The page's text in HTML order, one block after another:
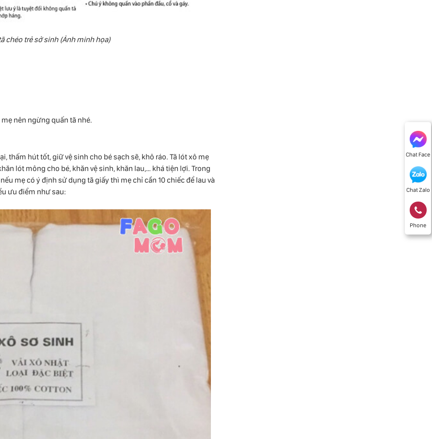
Chat Face
Chat Zalo
Phone
chéo trẻ sở sinh (Ảnh minh họa)
nên ngừng quấn tã nhé.
thấm hút tốt, giữ vệ sinh cho bé sạch sẽ, khô ráo. Tã lót xô mẹ
lót mông cho bé, khăn vệ sinh, khăn lau,… khá tiện lợi. Trong
mẹ có ý định sử dụng tã giấy thì mẹ chỉ cần 10 chiếc để lau và
ưu điểm như sau: